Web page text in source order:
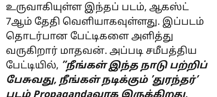
உருவாகியுள்ள இந்தப் படம், ஆகஸ்ட்
7ஆம் தேதி வெளியாகவுள்ளது. இப்படம்
தொடர்பான பேட்டிகளை அளித்து
வருகிறார் மாதவன். அப்படி சமீபத்திய
பேட்டியில், ”நீங்கள் இந்த நாடு பற்றிப்
பேசுவது, நீங்கள் நடிக்கும் ’துரந்தர்’